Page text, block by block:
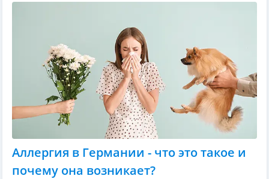
Аллергия в Германии - что это такое и
почему она возникает?